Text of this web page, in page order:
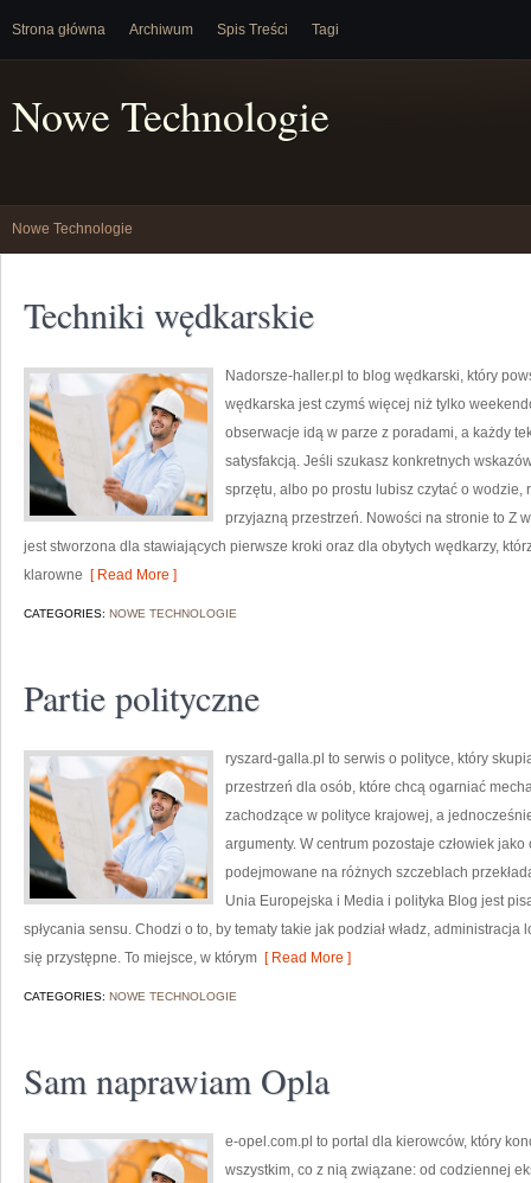
Strona główna Archiwum Spis Treści Tagi
Nowe Technologie
Nowe Technologie
Techniki wędkarskie
Nadorsze-haller.pl to blog wędkarski, który
wędkarska jest czymś więcej niż tylko
obserwacje idą w parze z poradami, a każdy
satysfakcją. Jeśli szukasz konkretnych
sprzętu, albo po prostu lubisz czytać o
przyjazną przestrzeń. Nowości na stronie to Z
jest stworzona dla stawiających pierwsze kroki oraz dla obytych wędkarzy,
klarowne [ Read More ]
CATEGORIES: NOWE TECHNOLOGIE
Partie polityczne
ryszard-galla.pl to serwis o polityce, który
przestrzeń dla osób, które chcą ogarniać
zachodzące w polityce krajowej, a
argumenty. W centrum pozostaje człowiek
podejmowane na różnych szczeblach
Unia Europejska i Media i polityka Blog jest
spłycania sensu. Chodzi o to, by tematy takie jak podział władz,
się przystępne. To miejsce, w którym [ Read More ]
CATEGORIES: NOWE TECHNOLOGIE
Sam naprawiam Opla
e-opel.com.pl to portal dla kierowców, który
wszystkim, co z nią związane: od codziennej